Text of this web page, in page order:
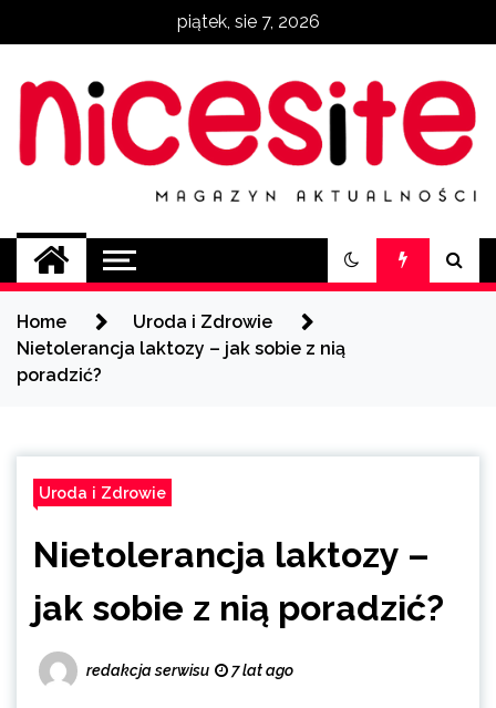
piątek, sie 7, 2026
NiceSite.com.pl
magazyn aktualności
Home
Uroda i Zdrowie
Nietolerancja laktozy – jak sobie z nią
poradzić?
Uroda i Zdrowie
Nietolerancja laktozy –
jak sobie z nią poradzić?
redakcja serwisu 7 lat ago